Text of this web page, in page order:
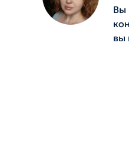
Вы
вы